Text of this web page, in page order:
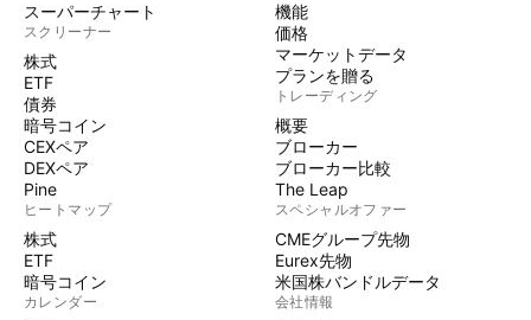
スーパーチャート
スクリーナー
株式
ETF
債券
暗号コイン
CEXペア
DEXペア
Pine
ヒートマップ
株式
ETF
暗号コイン
カレンダー
機能
価格
マーケットデータ
プランを贈る
トレーディング
概要
ブローカー
ブローカー比較
The Leap
スペシャルオファー
CMEグループ先物
Eurex先物
米国株バンドルデータ
会社情報